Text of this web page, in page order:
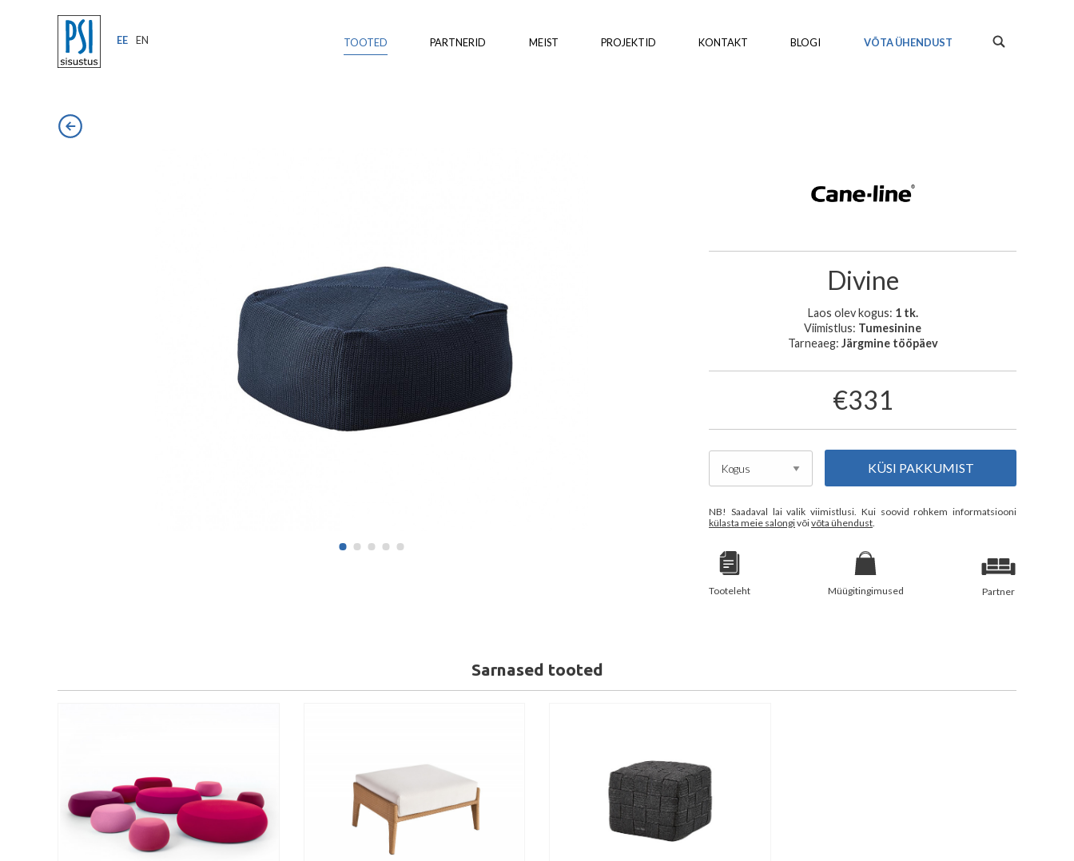
EE EN TOOTED PARTNERID MEIST PROJEKTID KONTAKT BLOGI VÕTA ÜHENDUST
Divine
Laos olev kogus: 1 tk.
Viimistlus: Tumesinine
Tarneaeg: Järgmine tööpäev
€331
KÜSI PAKKUMIST
NB! Saadaval lai valik viimistlusi. Kui soovid rohkem informatsiooni
külasta meie salongivõivõta ühendust.
Tooteleht Müügitingimused Partner
Sarnased tooted